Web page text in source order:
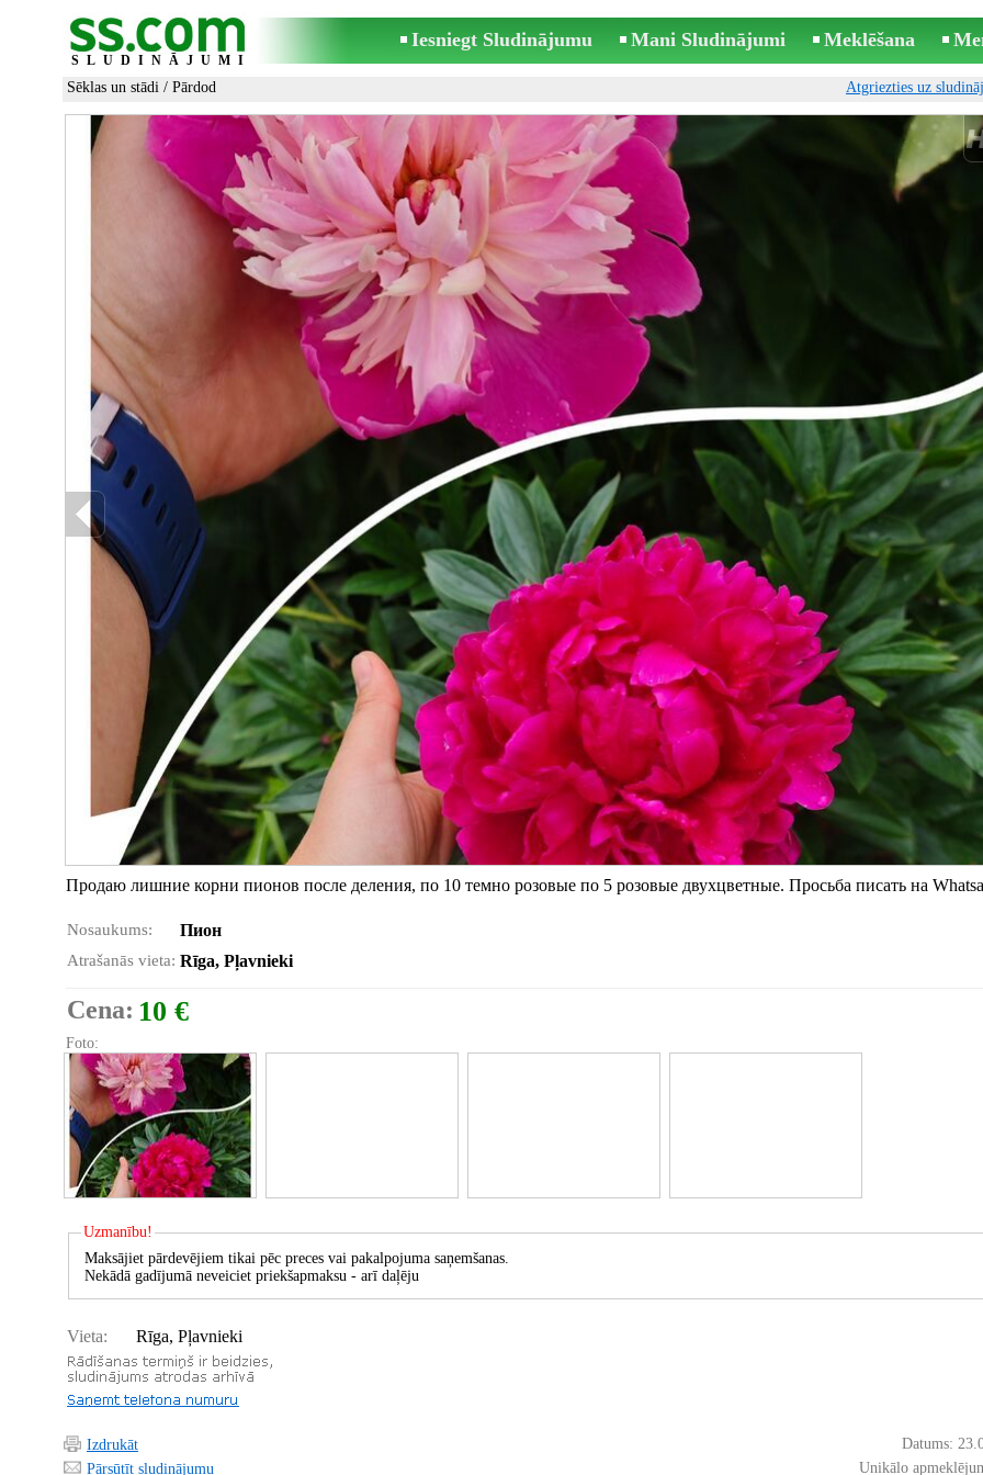
SLUDINĀJUMI
Iesniegt Sludinājumu Mani Sludinājumi Meklēšana
Sēklas un stādi / Pārdod Atgriezties uz
Продаю лишние корни пионов после деления, по 10 темно розовые по 5 розовые двухцветные. Просьба писать на
Nosaukums: Пион
Atrašanās vieta: Rīga, Pļavnieki
Cena: 10 €
Foto:
Uzmanību!
Maksājiet pārdevējiem tikai pēc preces vai pakalpojuma saņemšanas.
Nekādā gadījumā neveiciet priekšapmaksu - arī daļēju
Vieta: Rīga, Pļavnieki
Izdrukāt
Datums:
Pārsūtīt sludinājumu
Unikālo